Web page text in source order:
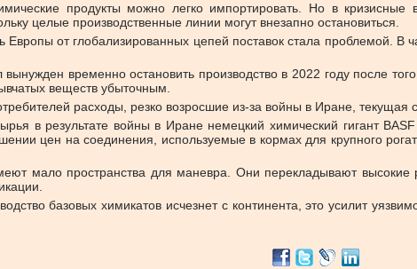
продукты можно легко импортировать. Но в кризисные
целые производственные линии могут внезапно остановиться.
от глобализированных цепей поставок стала проблемой. В
временно остановить производство в 2022 году после
веществ убыточным.
расходы, резко возросшие из-за войны в Иране, текущая
в результате войны в Иране немецкий химический гигант
цен на соединения, используемые в кормах для крупного
мало пространства для маневра. Они перекладывают
базовых химикатов исчезнет с континента, это усилит